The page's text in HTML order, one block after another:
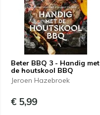
Beter BBQ 3 - Handig met
de houtskool BBQ
Jeroen Hazebroek
€ 5,99